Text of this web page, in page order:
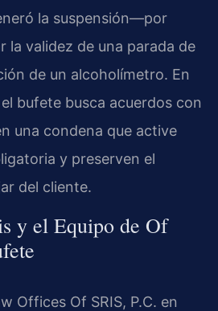
la suspensión—por
la validez de una parada de
de un alcoholímetro. En
bufete busca acuerdos con
una condena que active
y preserven el
del cliente.
y el Equipo de Of
Offices Of SRIS, P.C. en